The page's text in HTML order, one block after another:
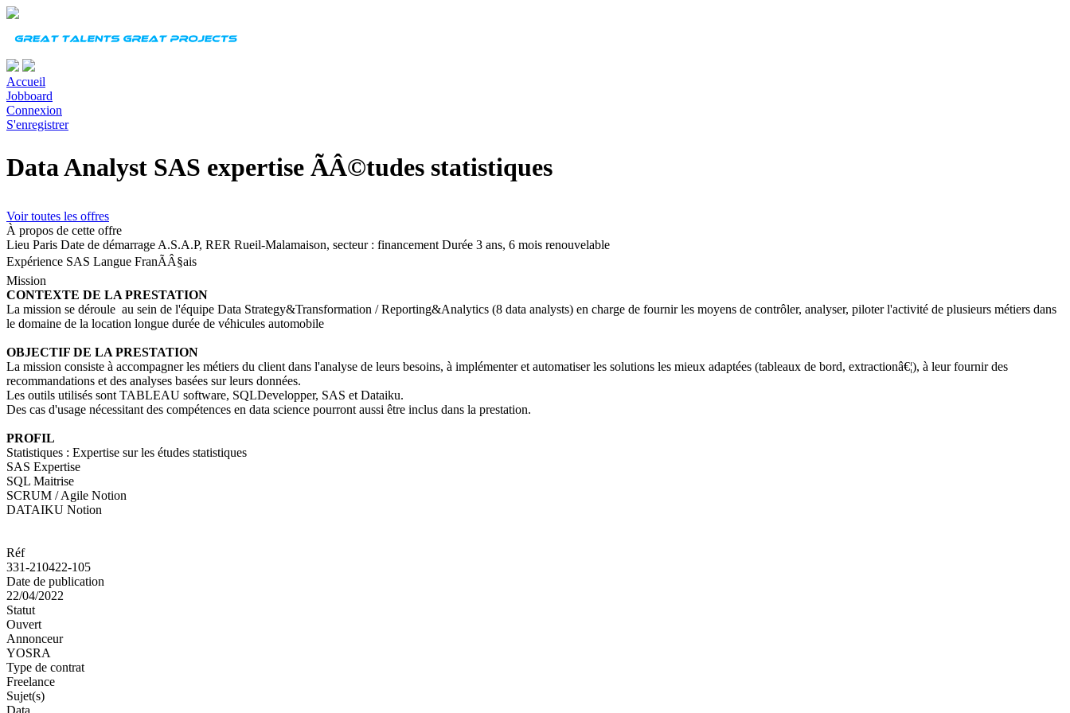
Accueil
Jobboard
Connexion
S'enregistrer
Data Analyst SAS expertise ÃÂ©tudes statistiques
Voir toutes les offres
À propos de cette offre
Lieu Paris Date de démarrage A.S.A.P, RER Rueil-Malamaison, secteur : financement Durée 3 ans, 6 mois renouvelable
Expérience SAS Langue FranÃÂ§ais
Mission
CONTEXTE DE LA PRESTATION
La mission se déroule au sein de l'équipe Data Strategy&Transformation / Reporting&Analytics (8 data analysts) en charge de fournir les moyens de contrôler, analyser, piloter l'activité de plusieurs métiers dans
le domaine de la location longue durée de véhicules automobile
OBJECTIF DE LA PRESTATION
La mission consiste à accompagner les métiers du client dans l'analyse de leurs besoins, à implémenter et automatiser les solutions les mieux adaptées (tableaux de bord, extractionâ€¦), à leur fournir des
recommandations et des analyses basées sur leurs données.
Les outils utilisés sont TABLEAU software, SQLDevelopper, SAS et Dataiku.
Des cas d'usage nécessitant des compétences en data science pourront aussi être inclus dans la prestation.
PROFIL
Statistiques : Expertise sur les études statistiques
SAS Expertise
SQL Maitrise
SCRUM / Agile Notion
DATAIKU Notion
Réf
331-210422-105
Date de publication
22/04/2022
Statut
Ouvert
Annonceur
YOSRA
Type de contrat
Freelance
Sujet(s)
Data